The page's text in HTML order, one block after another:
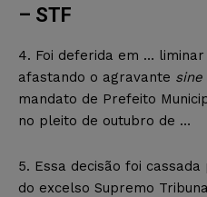
– STF
4. Foi deferida em …
afastando o agravante sine
mandato de Prefeito
no pleito de outubro de …
5. Essa decisão foi
do excelso Supremo